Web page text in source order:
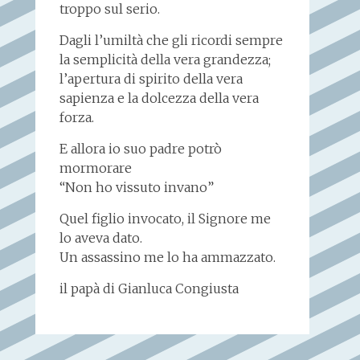
troppo sul serio.
Dagli l’umiltà che gli ricordi sempre
la semplicità della vera grandezza;
l’apertura di spirito della vera
sapienza e la dolcezza della vera
forza.
E allora io suo padre potrò
mormorare
“Non ho vissuto invano”
Quel figlio invocato, il Signore me
lo aveva dato.
Un assassino me lo ha ammazzato.
il papà di Gianluca Congiusta